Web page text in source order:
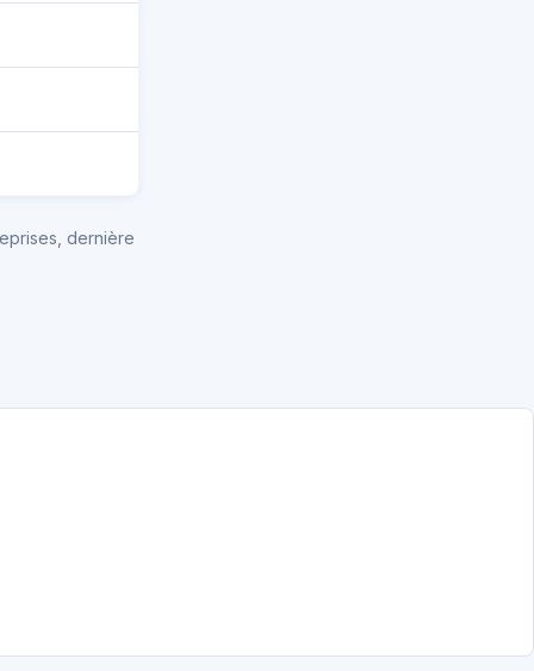
dernière